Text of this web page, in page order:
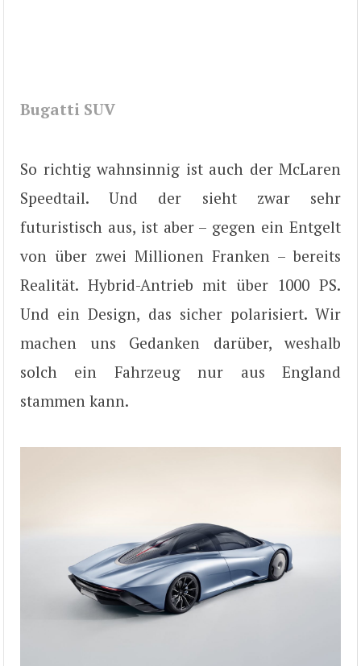
Bugatti SUV
So richtig wahnsinnig ist auch der McLaren
Speedtail. Und der sieht zwar sehr
futuristisch aus, ist aber – gegen ein Entgelt
von über zwei Millionen Franken – bereits
Realität. Hybrid-Antrieb mit über 1000 PS.
Und ein Design, das sicher polarisiert. Wir
machen uns Gedanken darüber, weshalb
solch ein Fahrzeug nur aus England
stammen kann.